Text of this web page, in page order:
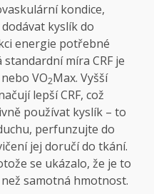
kondice,
kyslík do
energie potřebné
míra CRF je
VO2Max. Vyšší
lepší CRF, což
používat kyslík – to
perfunzujte do
jej doručí do tkání.
se ukázalo, že je to
samotná hmotnost.